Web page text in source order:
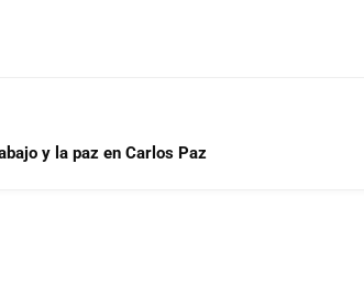
y la paz en Carlos Paz